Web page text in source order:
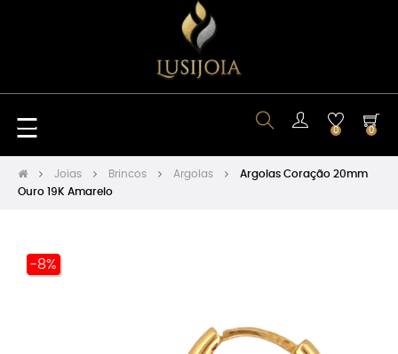
Toggle
navigation
☰ 0 0
Joias Brincos Argolas
Argolas Coração 20mm
Ouro 19K Amarelo
-8%